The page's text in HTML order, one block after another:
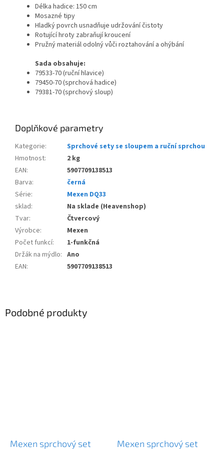
Délka hadice: 150 cm
Mosazné tipy
Hladký povrch usnadňuje udržování čistoty
Rotující hroty zabraňují kroucení
Pružný materiál odolný vůči roztahování a ohýbání
Sada obsahuje:
79533-70 (ruční hlavice)
79450-70 (sprchová hadice)
79381-70 (sprchový sloup)
Doplňkové parametry
Kategorie:
Sprchové sety se sloupem a ruční sprchou
Hmotnost:
2 kg
EAN:
5907709138513
Barva:
černá
Série:
Mexen DQ33
sklad:
Na sklade (Heavenshop)
Tvar:
Čtvercový
Výrobce:
Mexen
Počet funkcí:
1-funkčná
Držák na mýdlo: Ano
EAN: 5907709138513
Podobné produkty
Mexen sprchový set
Mexen sprchový set